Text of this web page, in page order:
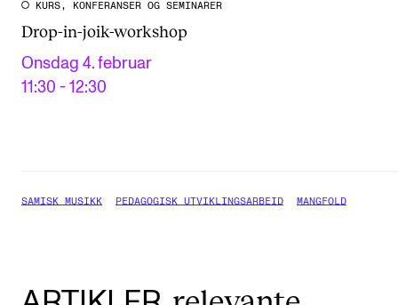
KURS, KONFERANSER OG SEMINARER
Drop-in-joik-workshop
Onsdag 4. februar
11:30 - 12:30
SAMISK MUSIKK PEDAGOGISK UTVIKLINGSARBEID MANGFOLD